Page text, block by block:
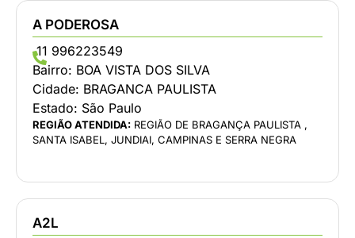
A PODEROSA
11 996223549
Bairro: BOA VISTA DOS SILVA
Cidade: BRAGANCA PAULISTA
Estado: São Paulo
REGIÃO ATENDIDA: REGIÃO DE BRAGANÇA PAULISTA ,
SANTA ISABEL, JUNDIAI, CAMPINAS E SERRA NEGRA
A2L